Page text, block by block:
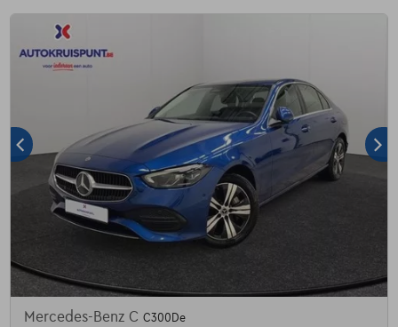
Mercedes-Benz C C300De